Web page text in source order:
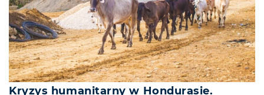
Kryzys humanitarny w Hondurasie.